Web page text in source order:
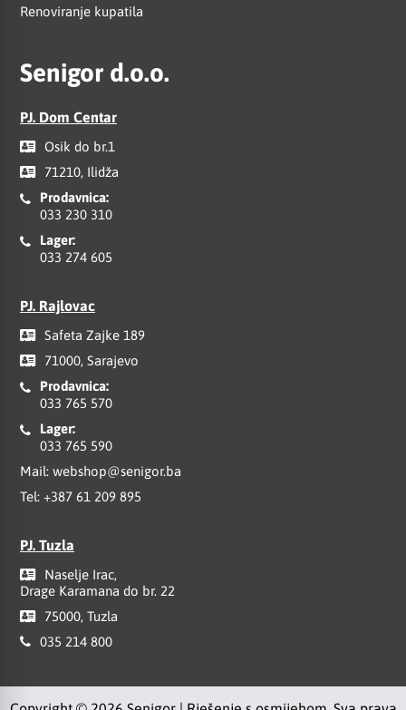
Renoviranje kupatila
Senigor d.o.o.
PJ. Dom Centar
Osik do br.1
71210, Ilidža
Prodavnica:
033 230 310
Lager:
033 274 605
PJ. Rajlovac
Safeta Zajke 189
71000, Sarajevo
Prodavnica:
033 765 570
Lager:
033 765 590
Mail: webshop@senigor.ba
Tel: +387 61 209 895
PJ. Tuzla
Naselje Irac,
Drage Karamana do br. 22
75000, Tuzla
035 214 800